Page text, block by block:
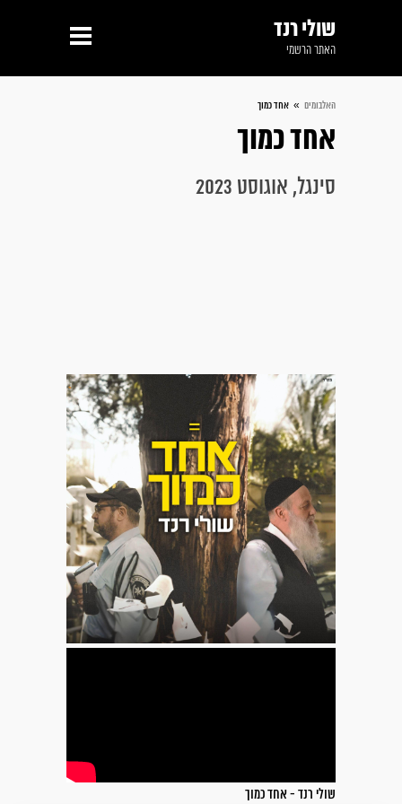
שולי רנד
האתר הרשמי
האלבומים » אחד כמוך
אחד כמוך
סינגל, אוגוסט 2023
שולי רנד - אחד כמוך